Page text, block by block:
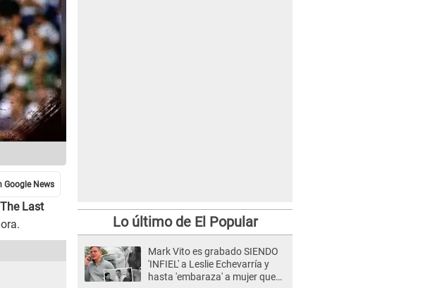
The Last
Lo último de El Popular
Mark Vito es grabado SIENDO
'INFIEL' a Leslie Echevarría y
hasta 'embaraza' a mujer que